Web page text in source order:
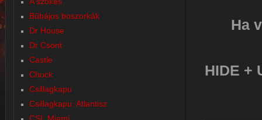
Ha
HIDE +
Bűbájos boszorkák
Dr House
Dr Csont
Castle
Chuck
Csillagkapu
Csillagkapu: Atlantisz